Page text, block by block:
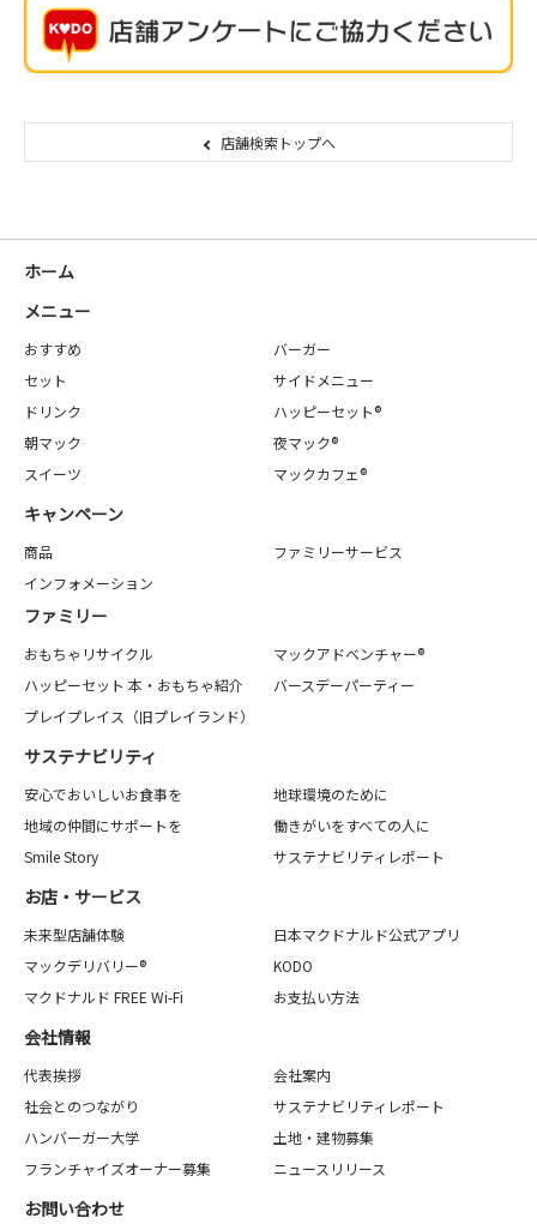
店舗検索トップへ
ホーム
メニュー
おすすめ
バーガー
セット
サイドメニュー
ドリンク
ハッピーセット®
朝マック
夜マック®
スイーツ
マックカフェ®
キャンペーン
商品
ファミリーサービス
インフォメーション
ファミリー
おもちゃリサイクル
マックアドベンチャー®
ハッピーセット 本・おもちゃ紹介
バースデーパーティー
プレイプレイス（旧プレイランド）
サステナビリティ
安心でおいしいお食事を
地球環境のために
地域の仲間にサポートを
働きがいをすべての人に
Smile Story
サステナビリティレポート
お店・サービス
未来型店舗体験
日本マクドナルド公式アプリ
マックデリバリー®
KODO
マクドナルド FREE Wi-Fi
お支払い方法
会社情報
代表挨拶
会社案内
社会とのつながり
サステナビリティレポート
ハンバーガー大学
土地・建物募集
フランチャイズオーナー募集
ニュースリリース
お問い合わせ